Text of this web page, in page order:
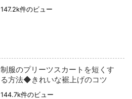
147.2k件のビュー
制服のプリーツスカートを短くす
る方法◆きれいな裾上げのコツ
144.7k件のビュー